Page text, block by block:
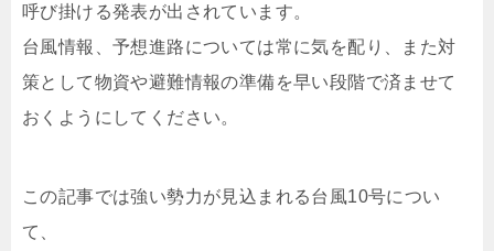
呼び掛ける発表が出されています。
台風情報、予想進路については常に気を配り、また対
策として物資や避難情報の準備を早い段階で済ませて
おくようにしてください。
この記事では強い勢力が見込まれる台風10号につい
て、